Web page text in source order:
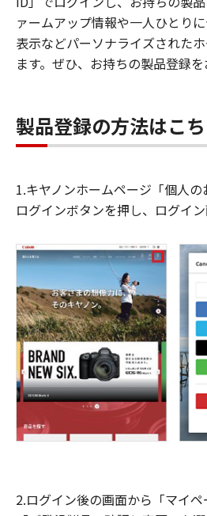
ァームアップ情報や一人ひとり
表示などパーソナライズされた
ます。ぜひ、お持ちの製品登録を
製品登録の方法はこ
1.キヤノンホームページ「個人の
ログインボタンを押し、ログイ
2.ログイン後の画面から「マイペ